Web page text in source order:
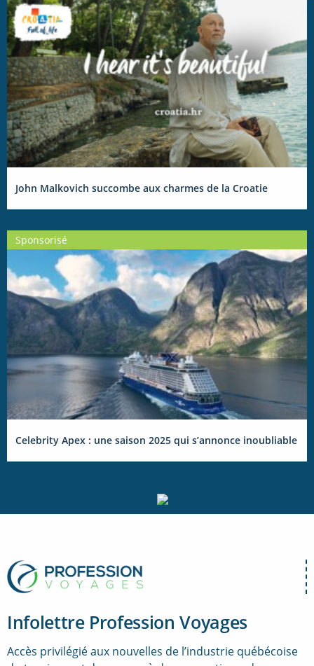
John Malkovich succombe aux charmes de la Croatie
Sponsorisé
Celebrity Apex : une saison 2025 qui s’annonce inoubliable
Infolettre Profession Voyages
Accès privilégié aux nouvelles de l’industrie québécoise